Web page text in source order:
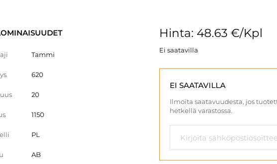
Tammi
620
20
1150
PL
AB
Hinta: 48.63 €/Kpl
Ei saatavilla
EI SAATAVILLA
Ilmoita saatavuudesta, jos
hetkellä varastossa.